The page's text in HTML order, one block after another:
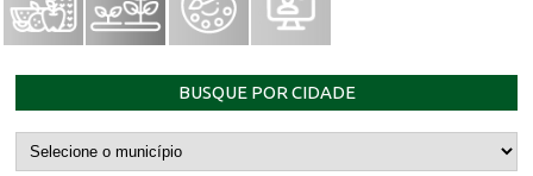
BUSQUE POR CIDADE